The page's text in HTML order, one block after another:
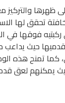
ظهرها
تحقق لها
ركبتيه فوقها في
حيث يداعب
كما تمنح هذه
يمكنهم لعق